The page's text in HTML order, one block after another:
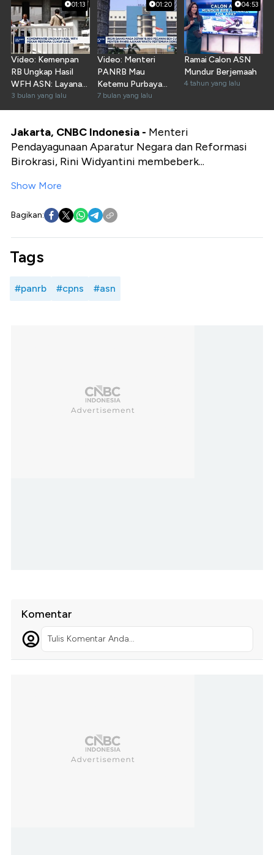
01:13
Video: Kemenpan
RB Ungkap Hasil
WFH ASN: Layanan
Publik Tak
Terganggu
3 bulan yang lalu
01:20
Video: Menteri
PANRB Mau
Ketemu Purbaya
Bahas Masa Depan
Bea Cukai
7 bulan yang lalu
04:53
Ramai Calon ASN
Mundur Berjemaah
4 tahun yang lalu
Jakarta, CNBC Indonesia - Menteri
Pendayagunaan Aparatur Negara dan Reformasi
Birokrasi, Rini Widyantini membeberk...
Show More
Bagikan:
Tags
#panrb #cpns #asn
Komentar
Tulis Komentar Anda...